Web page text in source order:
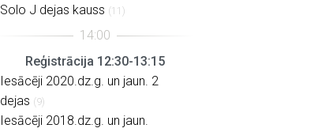
Solo J dejas kauss (11)
Reģistrācija 12:30-13:15
Iesācēji 2020.dz.g. un jaun. 2
dejas (9)
Iesācēji 2018.dz.g. un jaun.